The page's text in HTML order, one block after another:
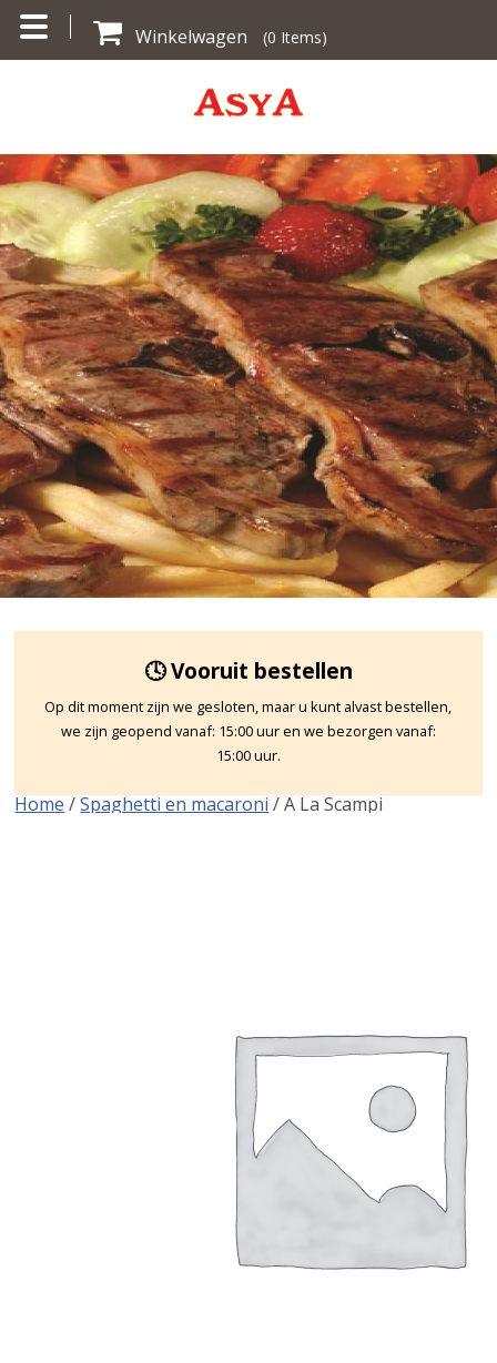
Winkelwagen (0 Items)
🕓 Vooruit bestellen
Op dit moment zijn we gesloten, maar u kunt alvast bestellen,
we zijn geopend vanaf: 15:00 uur en we bezorgen vanaf:
15:00 uur.
Home /Spaghetti en macaroni / A La Scampi